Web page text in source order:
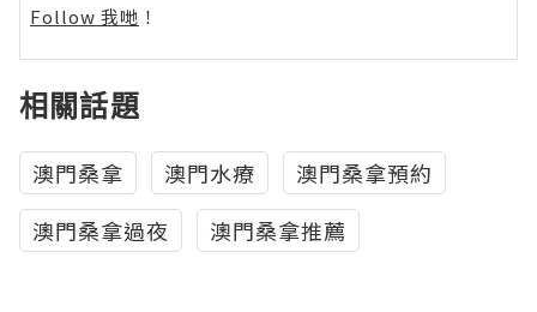
Follow 我哋 ！
相關話題
澳門桑拿 澳門水療
澳門桑拿預約
澳門桑拿過夜
澳門桑拿推薦